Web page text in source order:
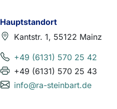
Hauptstandort
Kantstr. 1, 55122 Mainz
+49 (6131) 570 25 42
+49 (6131) 570 25 43
info@ra-steinbart.de